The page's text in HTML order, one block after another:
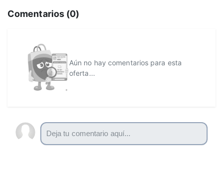
Comentarios (0)
Aún no hay comentarios para esta
oferta...